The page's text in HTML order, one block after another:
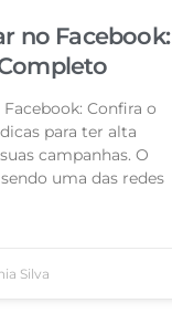
no Facebook:
Confira o
para ter alta
campanhas. O
uma das redes
Silva